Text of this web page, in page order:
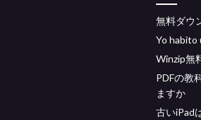
無料ダウ
Yo habito
Winzip無
PDFの教
ますか
古いiPad